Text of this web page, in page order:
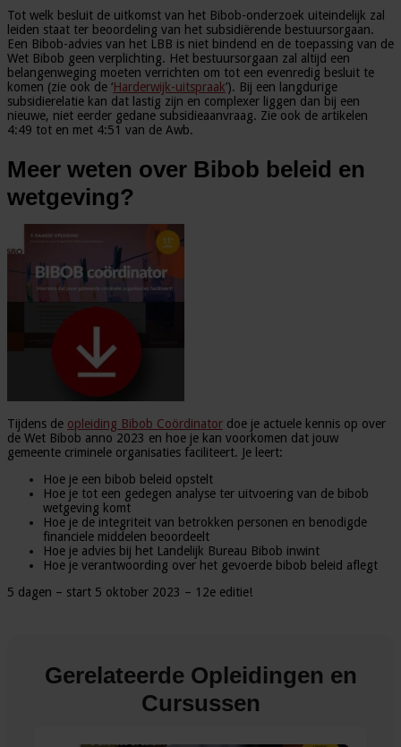
Tot welk besluit de uitkomst van het Bibob-onderzoek uiteindelijk zal
leiden staat ter beoordeling van het subsidiërende bestuursorgaan.
Een Bibob-advies van het LBB is niet bindend en de toepassing van de
Wet Bibob geen verplichting. Het bestuursorgaan zal altijd een
belangenweging moeten verrichten om tot een evenredig besluit te
komen (zie ook de ‘Harderwijk-uitspraak’). Bij een langdurige
subsidierelatie kan dat lastig zijn en complexer liggen dan bij een
nieuwe, niet eerder gedane subsidieaanvraag. Zie ook de artikelen
4:49 tot en met 4:51 van de Awb.
Meer weten over Bibob beleid en
wetgeving?
Tijdens de opleiding Bibob Coördinator doe je actuele kennis op over
de Wet Bibob anno 2023 en hoe je kan voorkomen dat jouw
gemeente criminele organisaties faciliteert. Je leert:
Hoe je een bibob beleid opstelt
Hoe je tot een gedegen analyse ter uitvoering van de bibob
wetgeving komt
Hoe je de integriteit van betrokken personen en benodigde
financiele middelen beoordeelt
Hoe je advies bij het Landelijk Bureau Bibob inwint
Hoe je verantwoording over het gevoerde bibob beleid aflegt
5 dagen – start 5 oktober 2023 – 12e editie!
Gerelateerde Opleidingen en
Cursussen